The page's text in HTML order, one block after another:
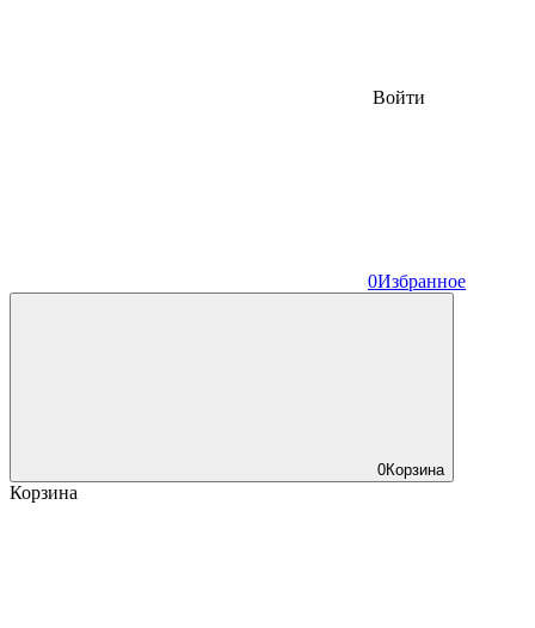
Войти
0Избранное
0Корзина
Корзина